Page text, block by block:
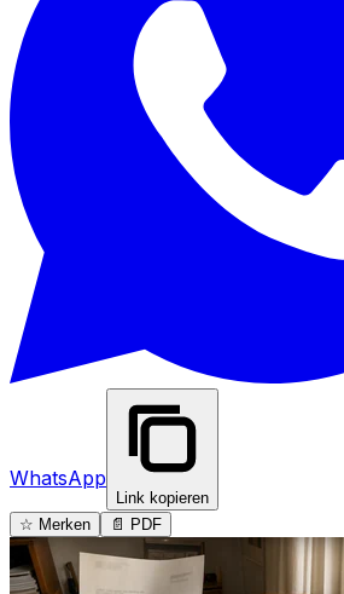
WhatsApp
Link kopieren
☆ Merken
📄 PDF